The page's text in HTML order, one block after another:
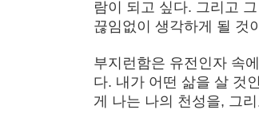
람이 되고 싶다. 그리고
끊임없이 생각하게 될 것
부지런함은 유전인자 속
다. 내가 어떤 삶을 살 것
게 나는 나의 천성을, 그